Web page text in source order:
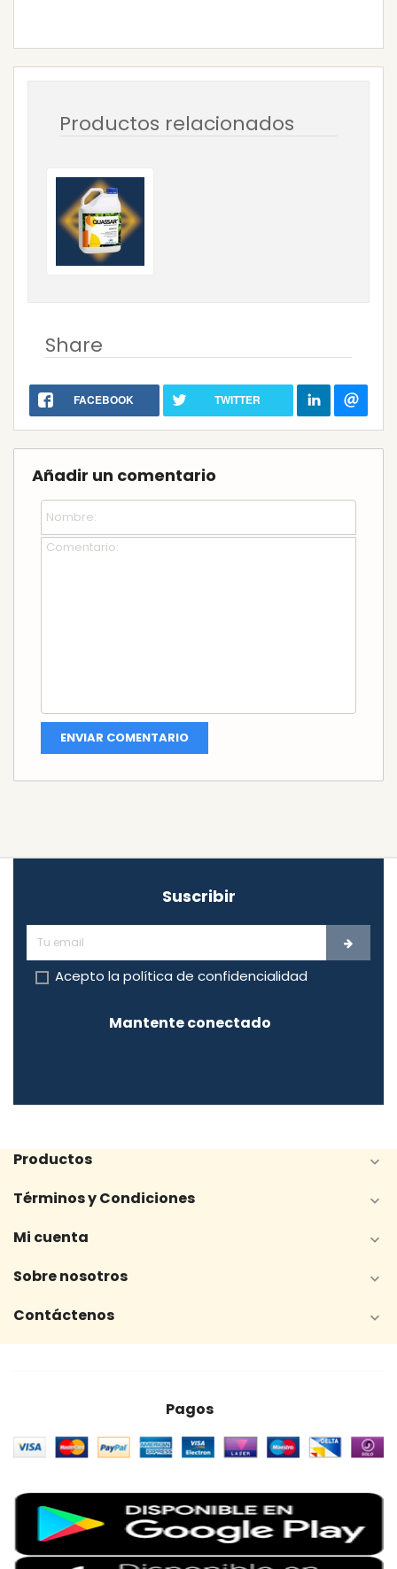
Productos relacionados
Share
FACEBOOK TWITTER
Añadir un comentario
Suscribir
Acepto la política de confidencialidad
Mantente conectado
Productos 
Términos y Condiciones 
Mi cuenta 
Sobre nosotros 
Contáctenos 
Pagos